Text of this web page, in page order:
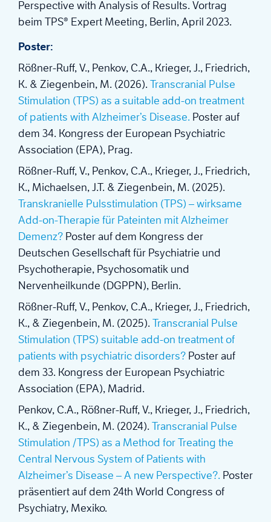
Perspective with Analysis of Results. Vortrag
beim TPS® Expert Meeting, Berlin, April 2023.
Poster:
Rößner-Ruff, V., Penkov, C.A., Krieger, J., Friedrich,
K. & Ziegenbein, M. (2026). Transcranial Pulse
Stimulation (TPS) as a suitable add-on treatment
of patients with Alzheimer’s Disease. Poster auf
dem 34. Kongress der European Psychiatric
Association (EPA), Prag.
Rößner-Ruff, V., Penkov, C.A., Krieger, J., Friedrich,
K., Michaelsen, J.T. & Ziegenbein, M. (2025).
Transkranielle Pulsstimulation (TPS) – wirksame
Add-on-Therapie für Pateinten mit Alzheimer
Demenz? Poster auf dem Kongress der
Deutschen Gesellschaft für Psychiatrie und
Psychotherapie, Psychosomatik und
Nervenheilkunde (DGPPN), Berlin.
Rößner-Ruff, V., Penkov, C.A., Krieger, J., Friedrich,
K., & Ziegenbein, M. (2025). Transcranial Pulse
Stimulation (TPS) suitable add-on treatment of
patients with psychiatric disorders? Poster auf
dem 33. Kongress der European Psychiatric
Association (EPA), Madrid.
Penkov, C.A., Rößner-Ruff, V., Krieger, J., Friedrich,
K., & Ziegenbein, M. (2024). Transcranial Pulse
Stimulation /TPS) as a Method for Treating the
Central Nervous System of Patients with
Alzheimer’s Disease – A new Perspective?. Poster
präsentiert auf dem 24th World Congress of
Psychiatry, Mexiko.